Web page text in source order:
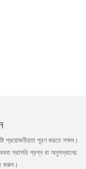
প্রয়োজনীয়তা পূরণ করতে সক্ষম।
সরাসরি প্রশ্ন বা অনুসন্ধানের
করুন।